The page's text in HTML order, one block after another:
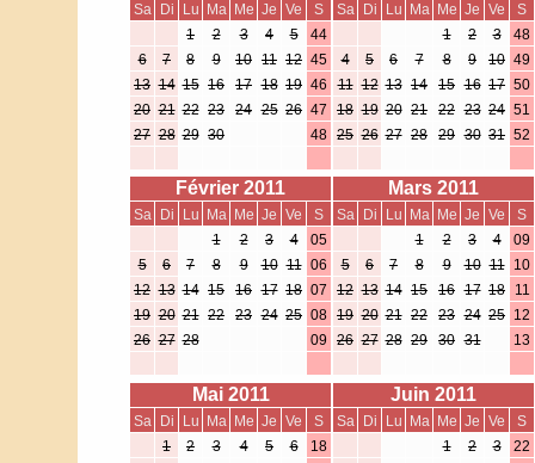
Sa Di Lu Ma Me Je Ve
S
1
2 3 4 5
44
6
7 8 9 10 11 12 45
13 14 15 16 17 18 19 46
20 21 22 23 24 25 26 47
27 28 29 30 48
Sa Di Lu Ma Me Je Ve
S
1
2 3
48
4
5 6 7 8 9 10 49
11 12 13 14 15 16 17 50
18 19 20 21 22 23 24 51
25 26 27 28 29 30 31 52
Février 2011
Sa Di Lu Ma Me Je Ve
S
1
2 3 4
05
5
6 7 8 9 10 11 06
12 13 14 15 16 17 18 07
19 20 21 22 23 24 25 08
26 27 28 09
Mars 2011
Sa Di Lu Ma Me Je Ve
S
1
2 3 4
09
5
6 7 8 9 10 11
10
12 13 14 15 16 17 18
11
19 20 21 22 23 24 25 12
26 27 28 29 30 31 13
Mai 2011
Sa Di Lu Ma Me Je Ve
S
1
2 3 4 5 6
18
Juin 2011
Sa Di Lu Ma Me Je Ve
S
1
2 3
22